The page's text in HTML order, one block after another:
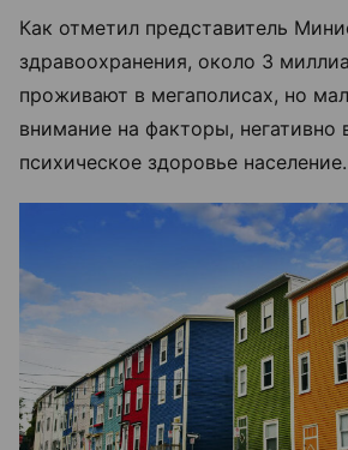
Как отметил представитель
здравоохранения, около 3
проживают в мегаполисах, но
внимание на факторы,
психическое здоровье население.